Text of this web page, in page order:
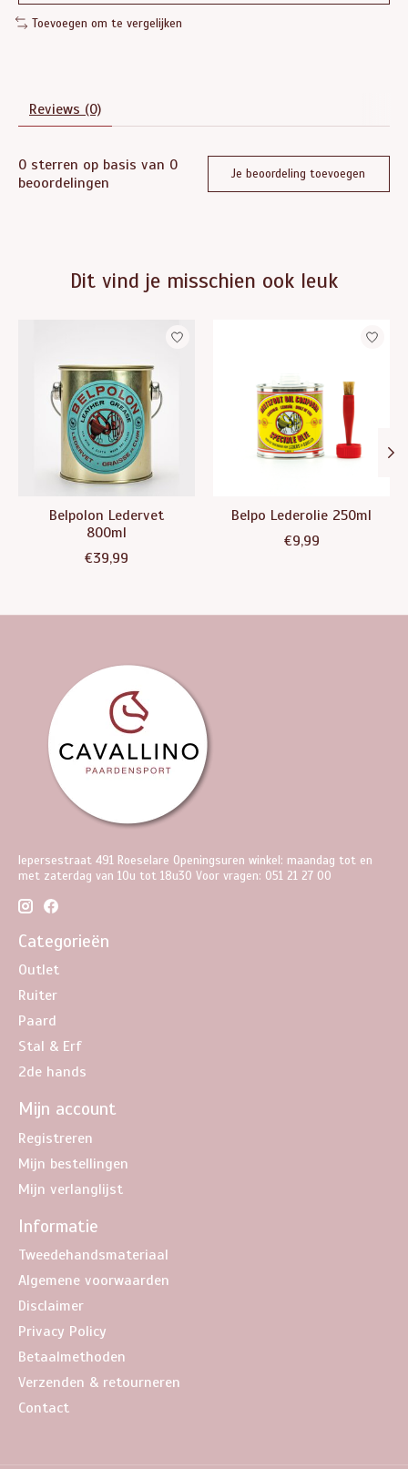
Toevoegen om te vergelijken
Reviews (0)
0 sterren op basis van 0
beoordelingen
Je beoordeling toevoegen
Dit vind je misschien ook leuk
Items van productcarrousel
Belpolon Ledervet
800ml
€39,99
Belpo Lederolie 250ml
€9,99
Iepersestraat 491 Roeselare Openingsuren winkel: maandag tot en
met zaterdag van 10u tot 18u30 Voor vragen: 051 21 27 00
Categorieën
Outlet
Ruiter
Paard
Stal & Erf
2de hands
Mijn account
Registreren
Mijn bestellingen
Mijn verlanglijst
Informatie
Tweedehandsmateriaal
Algemene voorwaarden
Disclaimer
Privacy Policy
Betaalmethoden
Verzenden & retourneren
Contact